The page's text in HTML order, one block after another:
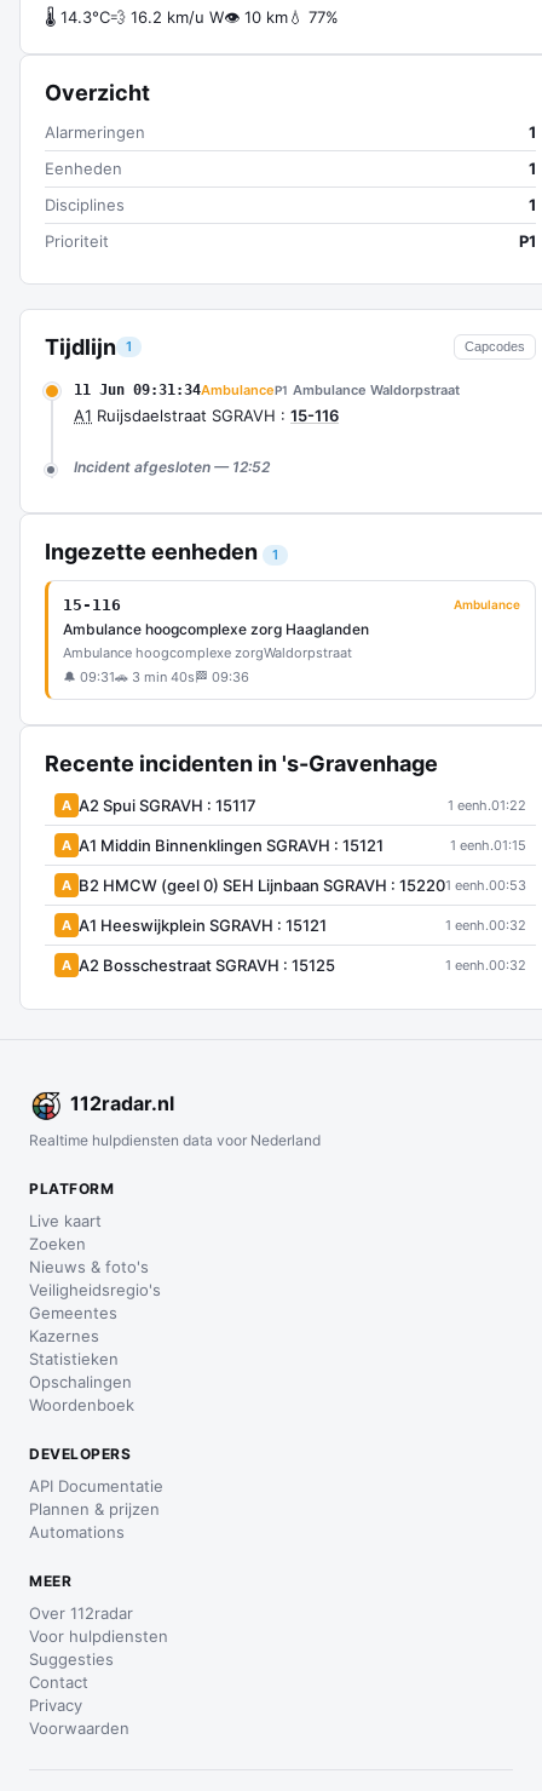
Tijdlijn 1 Capcodes
11 Jun 09:31:34AmbulanceP1 Ambulance Waldorpstraat
A1 Ruijsdaelstraat SGRAVH : 15-116
Incident afgesloten — 12:52
Ingezette eenheden 1
15-116 Ambulance
Ambulance hoogcomplexe zorg Haaglanden
Ambulance hoogcomplexe zorgWaldorpstraat
🔔 09:31🚗 3 min 40s 🏁 09:36
Recente incidenten in 's-Gravenhage
A A2 Spui SGRAVH : 15117 1 eenh.01:22
A A1 Middin Binnenklingen SGRAVH : 15121 1 eenh.01:15
A B2 HMCW (geel 0) SEH Lijnbaan SGRAVH : 152201 eenh.00:53
A A1 Heeswijkplein SGRAVH : 15121 1 eenh.00:32
A A2 Bosschestraat SGRAVH : 15125 1 eenh.00:32
🌡 14.3°C💨 16.2 km/u W👁 10 km💧 77%
Overzicht
Alarmeringen
1
Eenheden
1
Disciplines
1
Prioriteit
P1
112radar.nl
Realtime hulpdiensten data voor Nederland
PLATFORM
Live kaart
Zoeken
Nieuws & foto's
Veiligheidsregio's
Gemeentes
Kazernes
Statistieken
Opschalingen
Woordenboek
DEVELOPERS
API Documentatie
Plannen & prijzen
Automations
MEER
Over 112radar
Voor hulpdiensten
Suggesties
Contact
Privacy
Voorwaarden